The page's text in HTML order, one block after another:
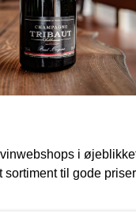
i
sortiment til gode